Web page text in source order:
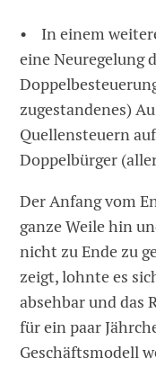
• In einem
eine Neuregelung
zugestandenes)
Quellensteuern
Doppelbürger
Der Anfang vom
ganze Weile hin
nicht zu Ende zu
zeigt, lohnte es
absehbar und das
für ein paar
Geschäftsmodell